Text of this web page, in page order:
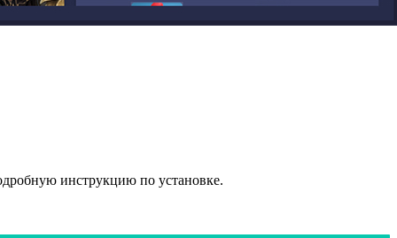
инструкцию по установке.